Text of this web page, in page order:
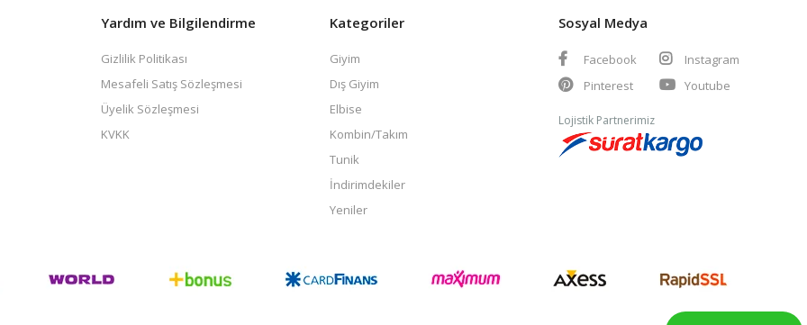
Yardım ve Bilgilendirme
Gizlilik Politikası
Mesafeli Satış Sözleşmesi
Üyelik Sözleşmesi
KVKK
Kategoriler
Giyim
Dış Giyim
Elbise
Kombin/Takım
Tunik
İndirimdekiler
Yeniler
Sosyal Medya
Facebook
Instagram
Pinterest
Youtube
Lojistik Partnerimiz